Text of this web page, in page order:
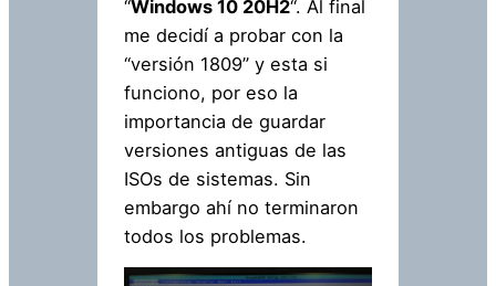
“Windows 10 20H2“. Al final
me decidí a probar con la
“versión 1809” y esta si
funciono, por eso la
importancia de guardar
versiones antiguas de las
ISOs de sistemas. Sin
embargo ahí no terminaron
todos los problemas.